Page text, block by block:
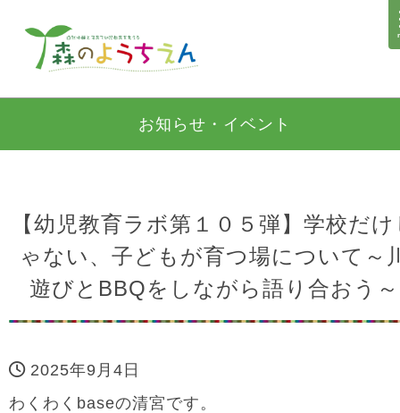
お知らせ・イベント
【幼児教育ラボ第１０５弾】学校だけ
ゃない、子どもが育つ場について～
遊びとBBQをしながら語り合おう～
2025年9月4日
わくわくbaseの清宮です。